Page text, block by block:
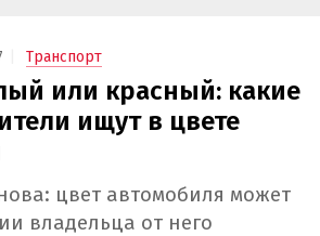
Транспорт
или красный: какие
ищут в цвете
цвет автомобиля может
владельца от него